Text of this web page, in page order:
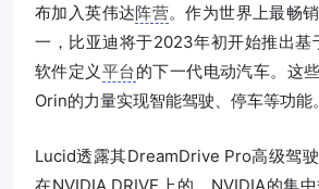
布加入英伟达阵营。作为世界上最畅
一，比亚迪将于2023年初开始推出基
软件定义平台的下一代电动汽车。这
Orin的力量实现智能驾驶、停车等功能。
Lucid透露其DreamDrive Pro高级驾